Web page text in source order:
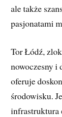
ale także
pasjonatami
Tor Łódź,
nowoczesny
oferuje
środowisku.
infrastruktura